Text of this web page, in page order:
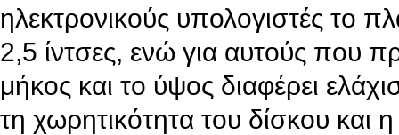
ηλεκτρονικούς υπολογιστές το
2,5 ίντσες, ενώ για αυτούς που
μήκος και το ύψος διαφέρει
τη χωρητικότητα του δίσκου